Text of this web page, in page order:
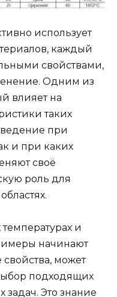
использует
каждый
свойствами,
Одним из
влияет на
таких
при
и при каких
своё
роль для
и
начинают
может
подходящих
задач. Это знание